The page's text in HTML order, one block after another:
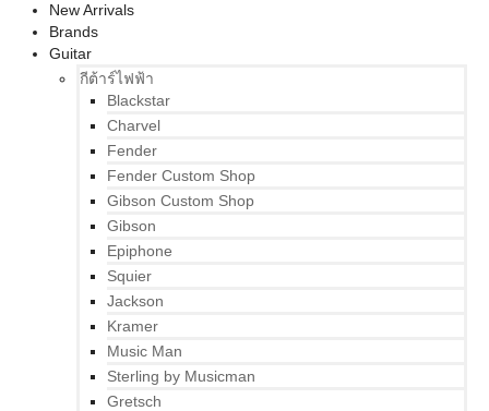
New Arrivals
Brands
Guitar
กีต้าร์ไฟฟ้า
Blackstar
Charvel
Fender
Fender Custom Shop
Gibson Custom Shop
Gibson
Epiphone
Squier
Jackson
Kramer
Music Man
Sterling by Musicman
Gretsch